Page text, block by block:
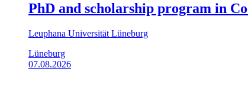
PhD and scholarship program in
Leuphana Universität Lüneburg
Lüneburg
07.08.2026